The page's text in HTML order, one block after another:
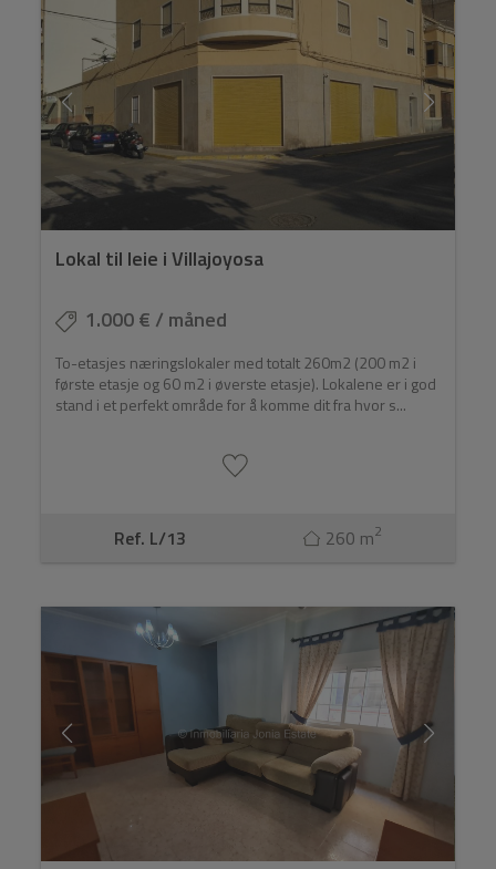
Lokal til leie i Villajoyosa
1.000 € / måned
To-etasjes næringslokaler med totalt 260m2 (200 m2 i
første etasje og 60 m2 i øverste etasje). Lokalene er i god
stand i et perfekt område for å komme dit fra hvor s...
Ref. L/13 260 m2